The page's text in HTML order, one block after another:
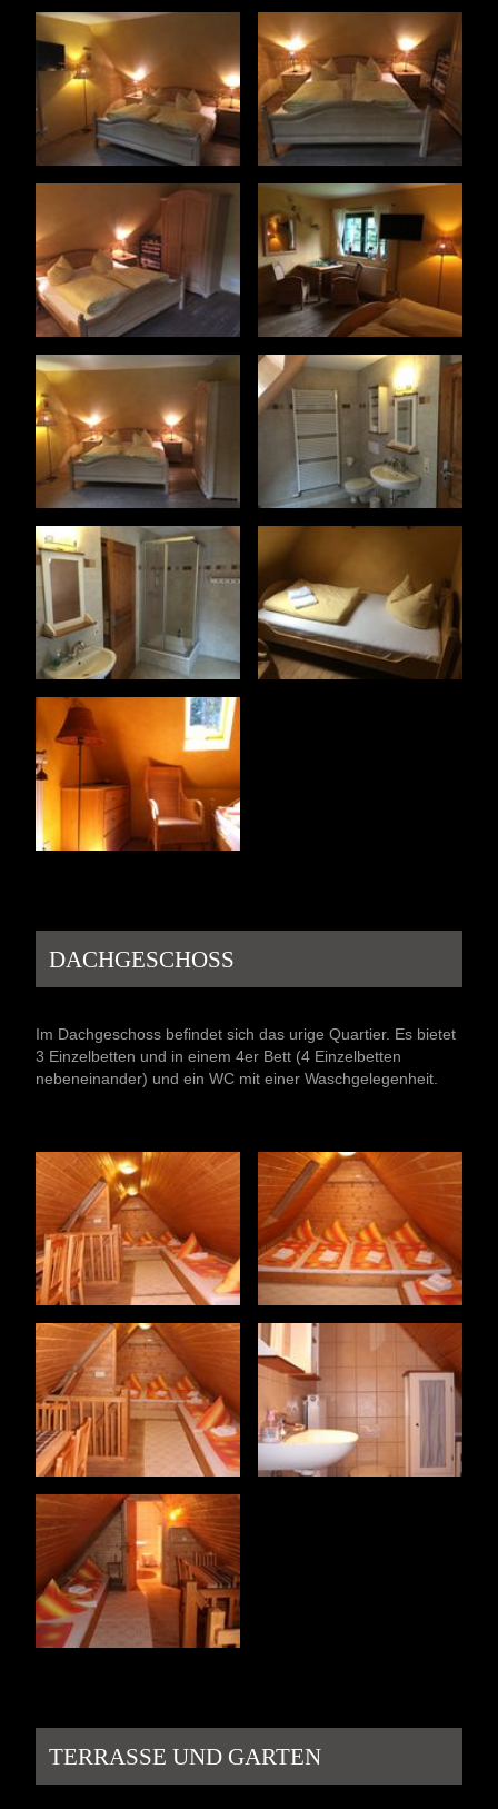
DACHGESCHOSS
Im Dachgeschoss befindet sich das urige Quartier. Es bietet
3 Einzelbetten und in einem 4er Bett (4 Einzelbetten
nebeneinander) und ein WC mit einer Waschgelegenheit.
TERRASSE UND GARTEN